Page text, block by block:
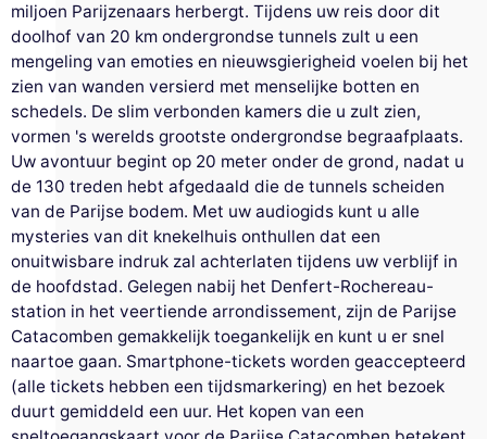
miljoen Parijzenaars herbergt. Tijdens uw reis door dit
doolhof van 20 km ondergrondse tunnels zult u een
mengeling van emoties en nieuwsgierigheid voelen bij het
zien van wanden versierd met menselijke botten en
schedels. De slim verbonden kamers die u zult zien,
vormen 's werelds grootste ondergrondse begraafplaats.
Uw avontuur begint op 20 meter onder de grond, nadat u
de 130 treden hebt afgedaald die de tunnels scheiden
van de Parijse bodem. Met uw audiogids kunt u alle
mysteries van dit knekelhuis onthullen dat een
onuitwisbare indruk zal achterlaten tijdens uw verblijf in
de hoofdstad. Gelegen nabij het Denfert-Rochereau-
station in het veertiende arrondissement, zijn de Parijse
Catacomben gemakkelijk toegankelijk en kunt u er snel
naartoe gaan. Smartphone-tickets worden geaccepteerd
(alle tickets hebben een tijdsmarkering) en het bezoek
duurt gemiddeld een uur. Het kopen van een